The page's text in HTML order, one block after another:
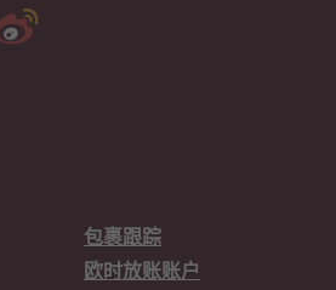
包裹跟踪
欧时放账账户